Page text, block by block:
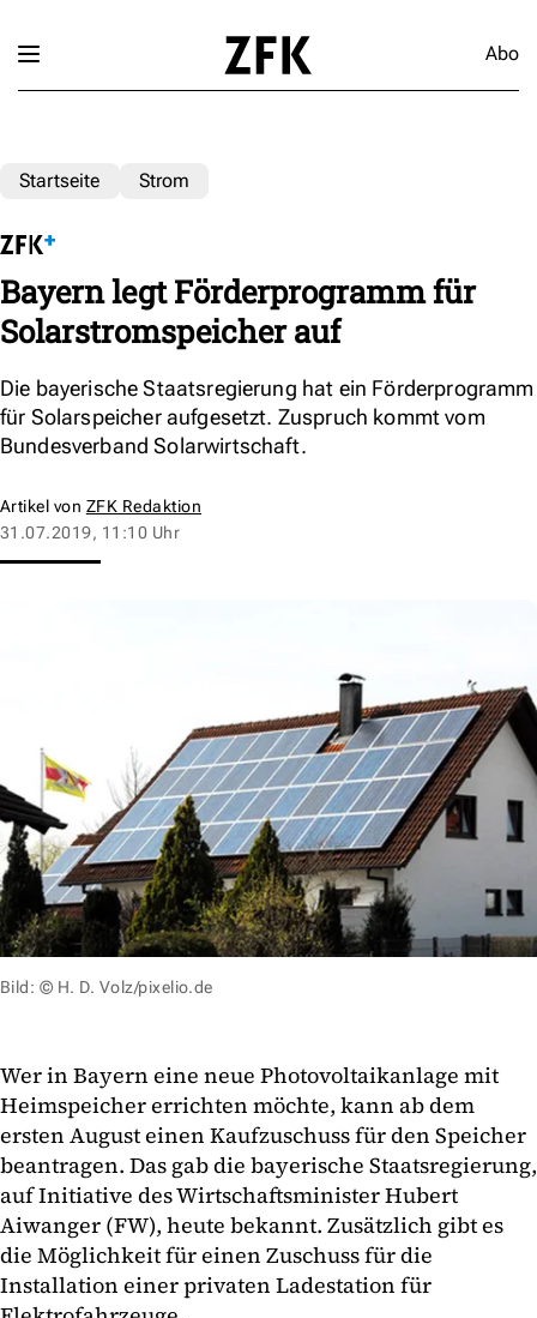
Abo
Startseite Strom
Bayern legt Förderprogramm für
Solarstromspeicher auf
Die bayerische Staatsregierung hat ein Förderprogramm
für Solarspeicher aufgesetzt. Zuspruch kommt vom
Bundesverband Solarwirtschaft.
Artikel von ZFK Redaktion
31.07.2019, 11:10 Uhr
Bild: © H. D. Volz/pixelio.de
Wer in Bayern eine neue Photovoltaikanlage mit
Heimspeicher errichten möchte, kann ab dem
ersten August einen Kaufzuschuss für den Speicher
beantragen. Das gab die bayerische Staatsregierung,
auf Initiative des Wirtschaftsminister Hubert
Aiwanger (FW), heute bekannt. Zusätzlich gibt es
die Möglichkeit für einen Zuschuss für die
Installation einer privaten Ladestation für